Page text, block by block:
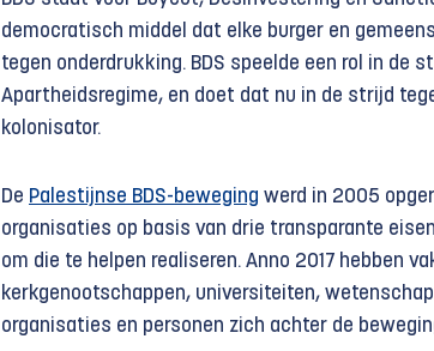
democratisch middel dat elke burger en
tegen onderdrukking. BDS speelde een rol in de
Apartheidsregime, en doet dat nu in de strijd
kolonisator.
De Palestijnse BDS-beweging werd in 2005
organisaties op basis van drie transparante
om die te helpen realiseren. Anno 2017 hebben
kerkgenootschappen, universiteiten,
organisaties en personen zich achter de